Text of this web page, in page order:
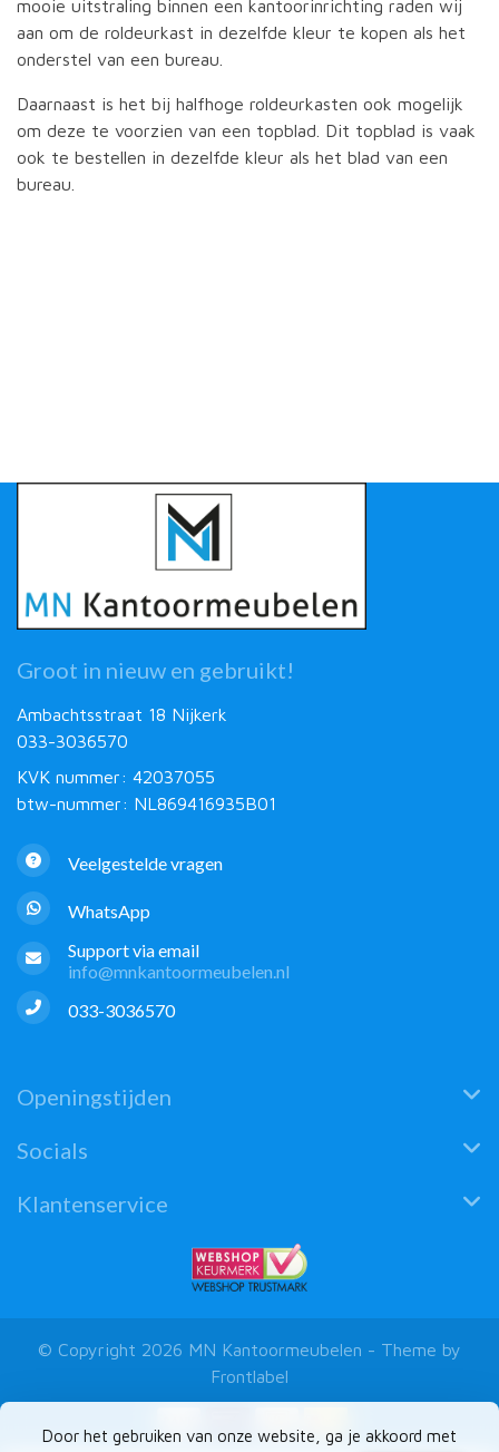
Door het gebruiken van onze website, ga je akkoord met
mooie uitstraling binnen een kantoorinrichting raden wij
aan om de roldeurkast in dezelfde kleur te kopen als het
onderstel van een bureau.
Daarnaast is het bij halfhoge roldeurkasten ook mogelijk
om deze te voorzien van een topblad. Dit topblad is vaak
ook te bestellen in dezelfde kleur als het blad van een
bureau.
Groot in nieuw en gebruikt!
Ambachtsstraat 18 Nijkerk
033-3036570
KVK nummer: 42037055
btw-nummer: NL869416935B01
Veelgestelde vragen
WhatsApp
Support via email
info@mnkantoormeubelen.nl
033-3036570
Openingstijden
Socials
Klantenservice
© Copyright 2026 MN Kantoormeubelen - Theme by
Frontlabel